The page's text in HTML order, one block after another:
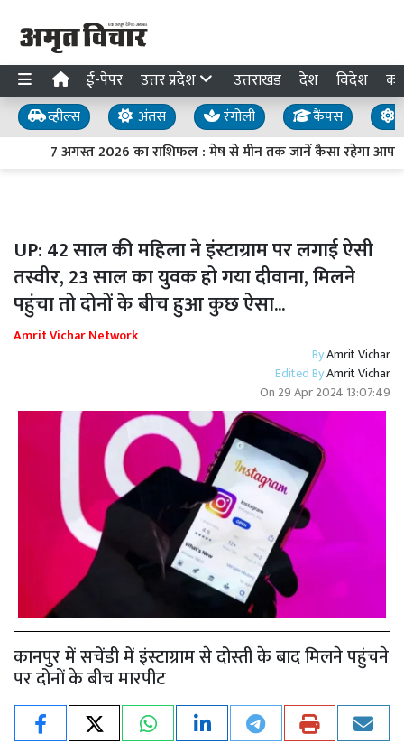
ई-पेपर उत्तर प्रदेश उत्तराखंड देश विदेश
व्हील्स अंतस रंगोली कैंपस
7 अगस्त 2026 का राशिफल : मेष से मीन तक जानें कैसा रहेगा
UP: 42 साल की महिला ने इंस्टाग्राम पर लगाई ऐसी
तस्वीर, 23 साल का युवक हो गया दीवाना, मिलने
पहुंचा तो दोनों के बीच हुआ कुछ ऐसा...
Amrit Vichar Network
ByAmrit Vichar
Edited ByAmrit Vichar
On 29 Apr 2024 13:07:49
कानपुर में सचेंडी में इंस्टाग्राम से दोस्ती के बाद मिलने पहुंचने
पर दोनों के बीच मारपीट